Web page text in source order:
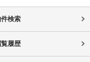
検索
履歴